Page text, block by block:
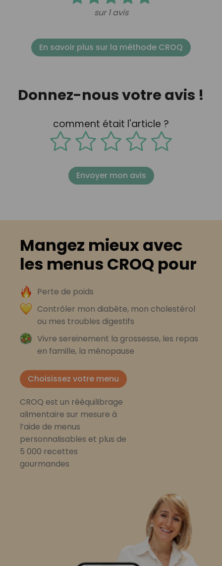
sur 1 avis
En savoir plus sur la méthode CROQ
Donnez-nous votre avis !
comment était l'article ?
Envoyer mon avis
Mangez mieux avec
les menus CROQ pour
Perte de poids
Contrôler mon diabète, mon cholestérol
ou mes troubles digestifs
Vivre sereinement la grossesse, les repas
en famille, la ménopause
Choisissez votre menu
CROQ est un rééquilibrage
alimentaire sur mesure à
l’aide de menus
personnalisables et plus de
5 000 recettes
gourmandes